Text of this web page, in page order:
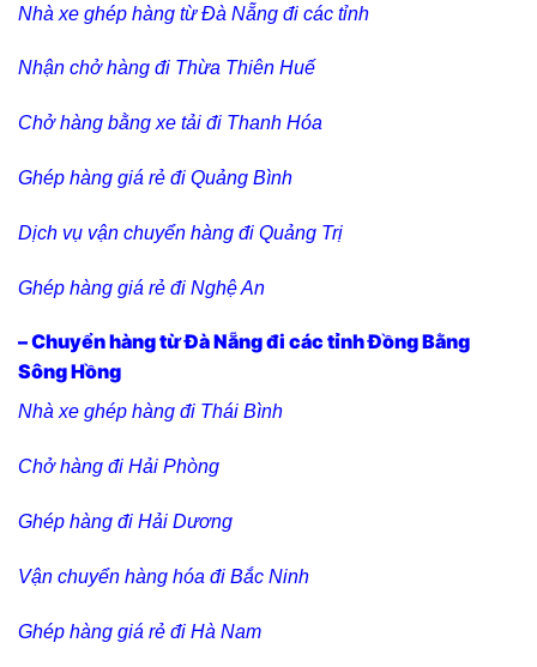
Nhà xe ghép hàng từ Đà Nẵng đi các tỉnh
Nhận chở hàng đi Thừa Thiên Huế
Chở hàng bằng xe tải đi Thanh Hóa
Ghép hàng giá rẻ đi Quảng Bình
Dịch vụ vận chuyển hàng đi Quảng Trị
Ghép hàng giá rẻ đi Nghệ An
– Chuyển hàng từ Đà Nẵng đi các tỉnh Đồng Bằng
Sông Hồng
Nhà xe ghép hàng đi Thái Bình
Chở hàng đi Hải Phòng
Ghép hàng đi Hải Dương
Vận chuyển hàng hóa đi Bắc Ninh
Ghép hàng giá rẻ đi Hà Nam